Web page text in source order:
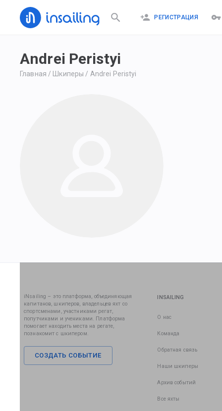
РЕГИСТРАЦИЯ
Andrei Peristyi
Главная / Шкиперы / Andrei Peristyi
iNsailing – это платформа, объединяющая
капитанов, шкиперов, владельцев яхт со
спортсменами, участниками регат,
попутчиками и учениками. Платформа
помогает находить места на регате,
познакомит с шкипером.
СОЗДАТЬ СОБЫТИЕ
INSAILING
О нас
Команда
Обратная связь
Наши шкиперы
Архив событий
Все яхты